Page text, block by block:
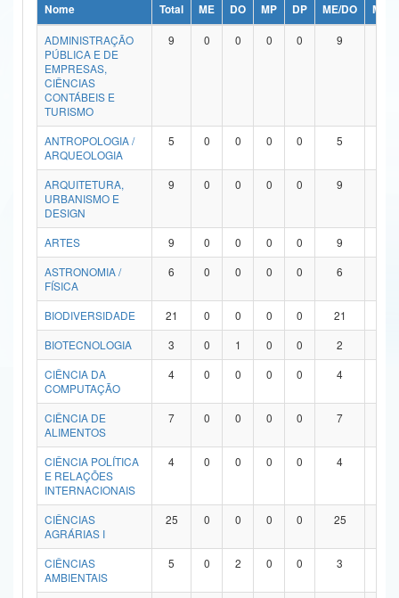
Ministério da Ciência, Tecnologia, Inovações e Comunicações
Ministério do Meio Ambiente
Ministério do Turismo
Ministério do Desenvolvimento Regional
Controladoria-Geral da União
Ministério da Mulher, da Família e dos Direitos Humanos
Secretaria de Governo
Advocacia-Geral da União
Banco Central do Brasil
Nome Total ME DO MP DP ME/DO
MP/
ADMINISTRAÇÃO
PÚBLICA E DE
EMPRESAS,
CIÊNCIAS
CONTÁBEIS E
TURISMO
9 0 0 0 0 9
ANTROPOLOGIA /
ARQUEOLOGIA
5 0 0 0 0 5
ARQUITETURA,
URBANISMO E
DESIGN
9 0 0 0 0 9
ARTES 9 0 0 0 0 9
ASTRONOMIA /
FÍSICA
6 0 0 0 0 6
BIODIVERSIDADE 21 0 0 0 0 21
BIOTECNOLOGIA
3 0 1 0 0 2
CIÊNCIA DA
COMPUTAÇÃO
4 0 0 0 0 4
CIÊNCIA DE
ALIMENTOS
7 0 0 0 0 7
CIÊNCIA POLÍTICA
E RELAÇÕES
INTERNACIONAIS
4 0 0 0 0 4
CIÊNCIAS
AGRÁRIAS I
25 0 0 0 0 25
CIÊNCIAS
AMBIENTAIS
5 0 2 0 0 3